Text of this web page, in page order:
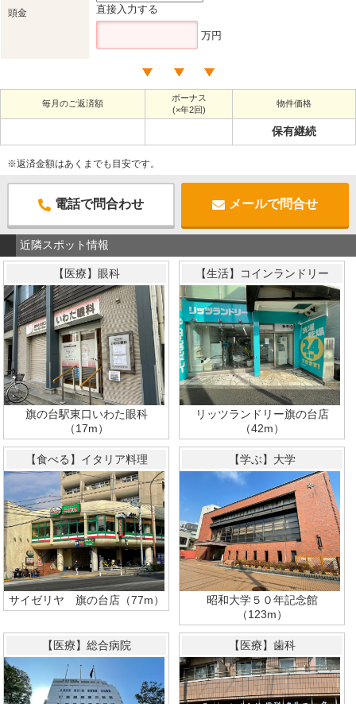
頭金 直接入力する
万円
毎月のご返済額
ボーナス
(×年2回)
物件価格
保有継続
※返済金額はあくまでも目安です。
電話で問合わせ メールで問合せ
近隣スポット情報
【医療】眼科
旗の台駅東口いわた眼科
（17m）
【生活】コインランドリー
リッツランドリー旗の台店
（42m）
【食べる】イタリア料理
サイゼリヤ 旗の台店（77m）
【学ぶ】大学
昭和大学５０年記念館
（123m）
【医療】総合病院 【医療】歯科